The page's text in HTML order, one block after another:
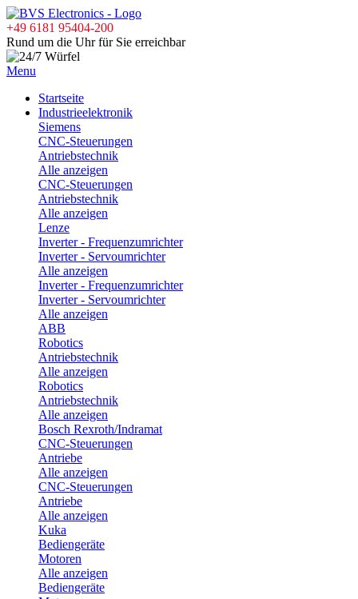
+49 6181 95404-200
Rund um die Uhr für Sie erreichbar
Menu
Startseite
Industrieelektronik
Siemens
CNC-Steuerungen
Antriebstechnik
Alle anzeigen
CNC-Steuerungen
Antriebstechnik
Alle anzeigen
Lenze
Inverter - Frequenzumrichter
Inverter - Servoumrichter
Alle anzeigen
Inverter - Frequenzumrichter
Inverter - Servoumrichter
Alle anzeigen
ABB
Robotics
Antriebstechnik
Alle anzeigen
Robotics
Antriebstechnik
Alle anzeigen
Bosch Rexroth/Indramat
CNC-Steuerungen
Antriebe
Alle anzeigen
CNC-Steuerungen
Antriebe
Alle anzeigen
Kuka
Bediengeräte
Motoren
Alle anzeigen
Bediengeräte